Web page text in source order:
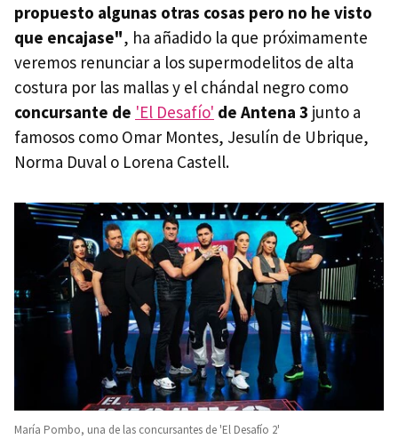
propuesto algunas otras cosas pero no he visto
que encajase", ha añadido la que próximamente
veremos renunciar a los supermodelitos de alta
costura por las mallas y el chándal negro como
concursante de 'El Desafío' de Antena 3 junto a
famosos como Omar Montes, Jesulín de Ubrique,
Norma Duval o Lorena Castell.
María Pombo, una de las concursantes de 'El Desafío 2'